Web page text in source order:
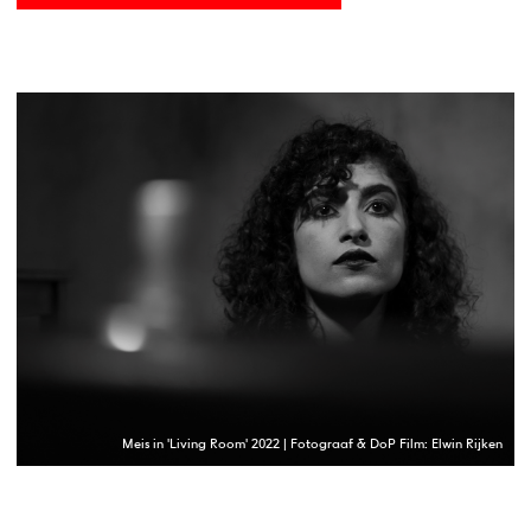
Meis in 'Living Room' 2022 | Fotograaf & DoP Film: Elwin Rijken